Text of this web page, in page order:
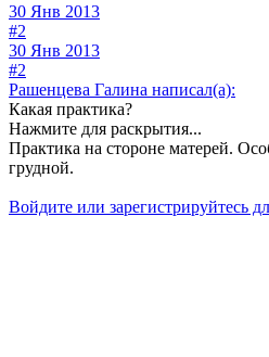
30 Янв 2013
#2
30 Янв 2013
#2
Рашенцева Галина написал(а):
Какая практика?
Нажмите для раскрытия...
Практика на стороне матерей.
грудной.
Войдите или зарегистрируйтесь